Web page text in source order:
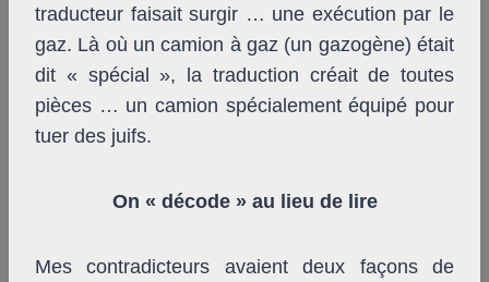
traducteur faisait surgir … une exécution par le
gaz. Là où un camion à gaz (un gazogène) était
dit « spécial », la traduction créait de toutes
pièces … un camion spécialement équipé pour
tuer des juifs.
On « décode » au lieu de lire
Mes contradicteurs avaient deux façons de